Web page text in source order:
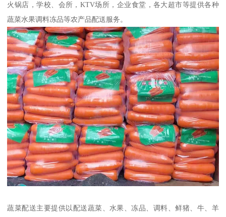
火锅店，学校、会所，KTV场所，企业食堂，各大超市等提供各种
蔬菜水果调料冻品等农产品配送服务。
蔬菜配送主要提供以配送蔬菜、水果、冻品、调料、鲜猪、牛、羊